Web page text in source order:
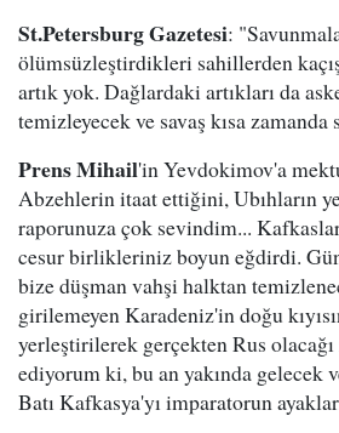
St.Petersburg Gazetesi:
ölümsüzleştirdikleri sahillerden
artık yok. Dağlardaki artıkları da
temizleyecek ve savaş kısa zamanda
Prens Mihail'in Yevdokimov'a
Abzehlerin itaat ettiğini, Ubıhların
raporunuza çok sevindim...
cesur birlikleriniz boyun eğdirdi.
bize düşman vahşi halktan
girilemeyen Karadeniz'in doğu
yerleştirilerek gerçekten Rus olacağı
ediyorum ki, bu an yakında gelecek
Batı Kafkasya'yı imparatorun